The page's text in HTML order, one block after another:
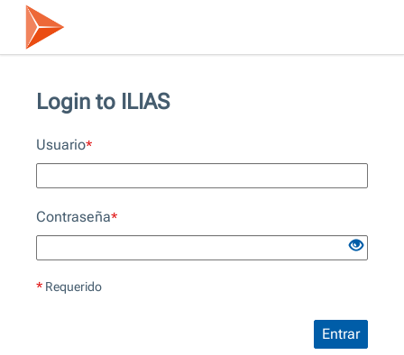
Login to ILIAS
Usuario*
Contraseña*
* Requerido
Entrar